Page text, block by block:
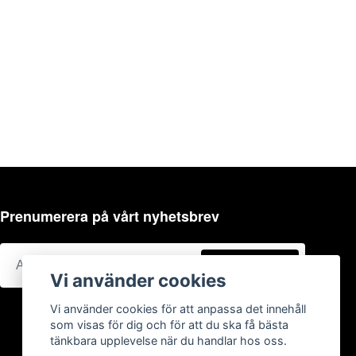
Prenumerera på vårt nyhetsbrev
Vi använder cookies
Vi använder cookies för att anpassa det innehåll
som visas för dig och för att du ska få bästa
tänkbara upplevelse när du handlar hos oss.